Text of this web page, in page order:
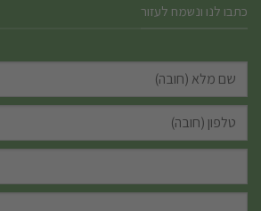
כתבו לנו ונשמח לעזור